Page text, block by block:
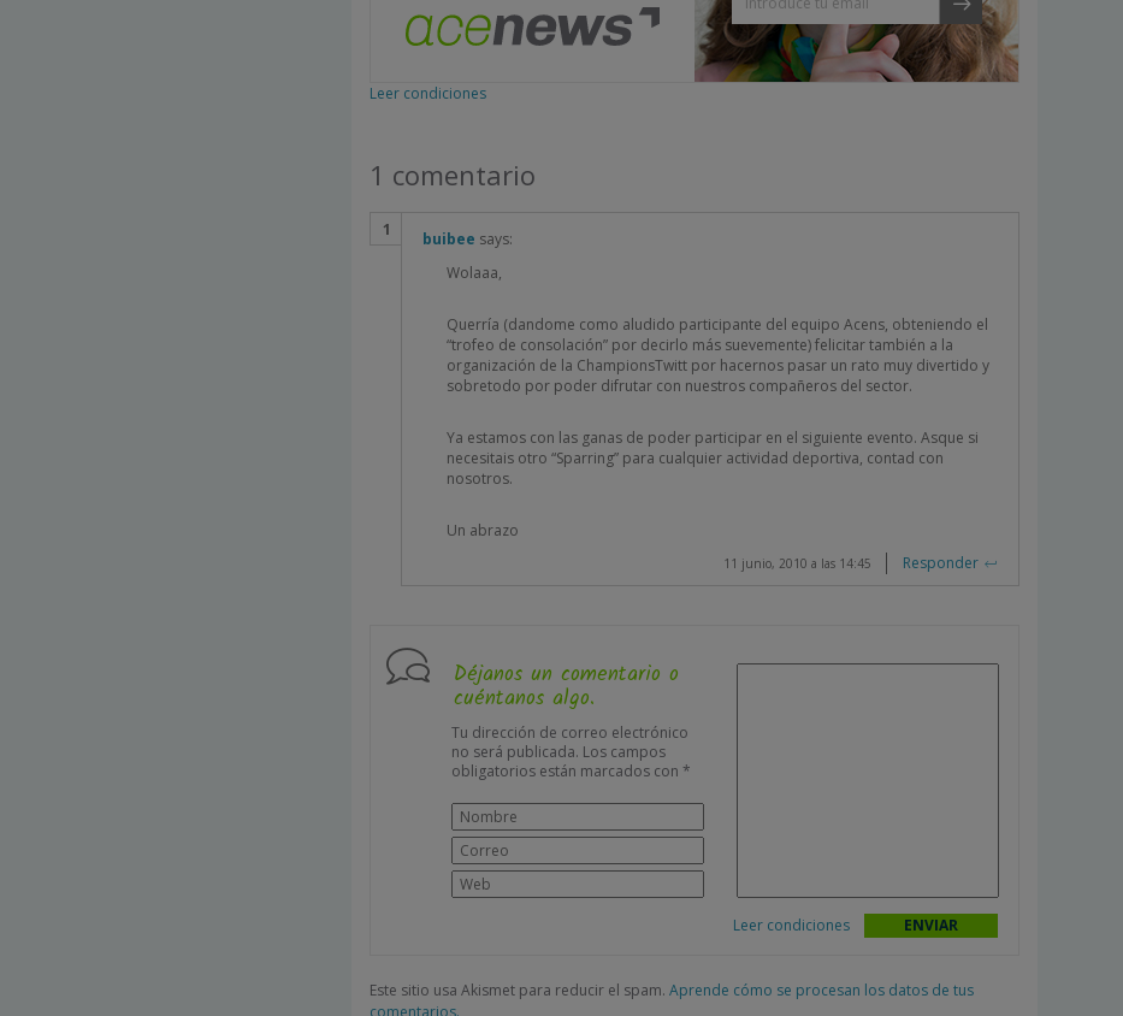
Leer condiciones
1 comentario
buibee says:
11 junio, 2010 a las 14:45
Wolaaa,
Querría (dandome como aludido participante del equipo Acens, obteniendo el
“trofeo de consolación” por decirlo más suevemente) felicitar también a la
organización de la ChampionsTwitt por hacernos pasar un rato muy divertido y
sobretodo por poder difrutar con nuestros compañeros del sector.
Ya estamos con las ganas de poder participar en el siguiente evento. Asque si
necesitais otro “Sparring” para cualquier actividad deportiva, contad con
nosotros.
Un abrazo
Responder
Déjanos un comentario o
cuéntanos algo.
Tu dirección de correo electrónico
no será publicada. Los campos
obligatorios están marcados con *
Leer condiciones
Este sitio usa Akismet para reducir el spam. Aprende cómo se procesan los datos de tus
comentarios.